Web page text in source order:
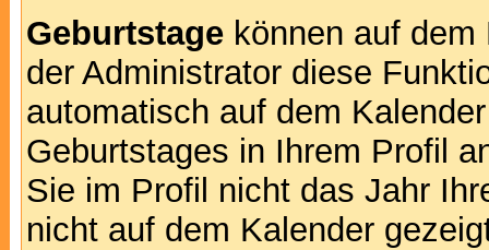
Geburtstage können auf
der Administrator diese
automatisch auf dem
Geburtstages in Ihrem Profil
Sie im Profil nicht das Jahr
nicht auf dem Kalender